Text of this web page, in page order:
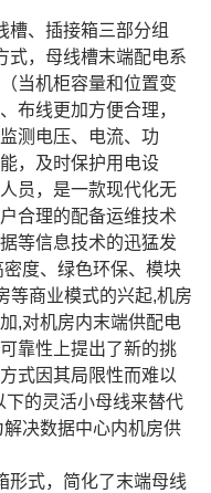
槽、插接箱三部分组
式，母线槽末端配电系
当机柜容量和位置变
布线更加方便合理，
测电压、电流、功
，及时保护用电设
员，是一款现代化无
合理的配备运维技术
等信息技术的迅猛发
度、绿色环保、模块
等商业模式的兴起,机房
,对机房内末端供配电
靠性上提出了新的挑
式因其局限性而难以
的灵活小母线来替代
决数据中心内机房供
形式，简化了末端母线